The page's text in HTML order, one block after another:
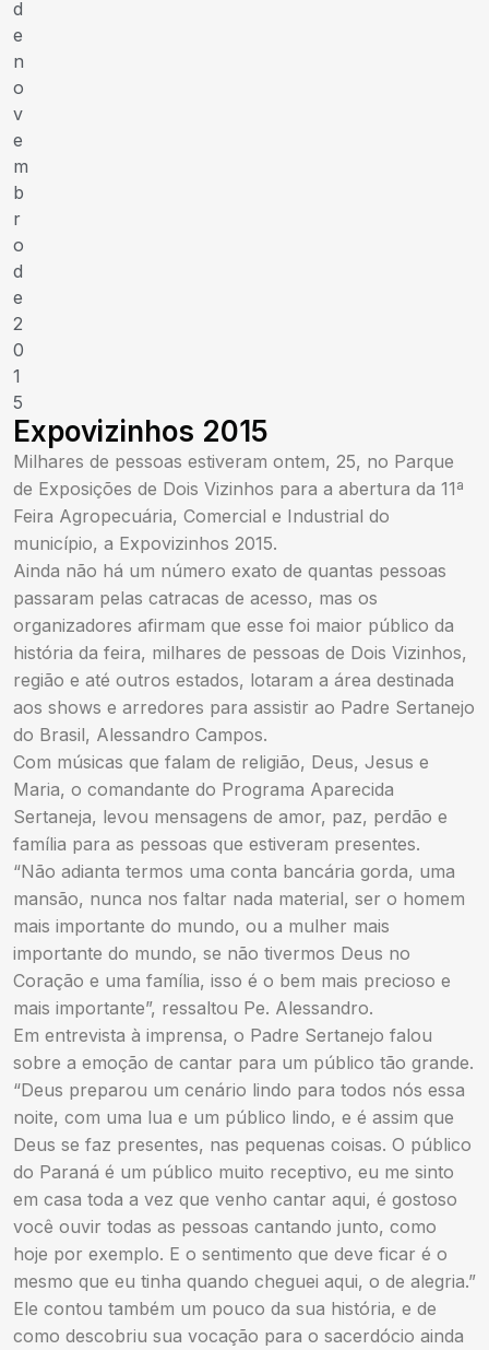
d
e
n
o
v
e
m
b
r
o
d
e
2
0
1
5
Expovizinhos 2015
Milhares de pessoas estiveram ontem, 25, no Parque
de Exposições de Dois Vizinhos para a abertura da 11ª
Feira Agropecuária, Comercial e Industrial do
município, a Expovizinhos 2015.
Ainda não há um número exato de quantas pessoas
passaram pelas catracas de acesso, mas os
organizadores afirmam que esse foi maior público da
história da feira, milhares de pessoas de Dois Vizinhos,
região e até outros estados, lotaram a área destinada
aos shows e arredores para assistir ao Padre Sertanejo
do Brasil, Alessandro Campos.
Com músicas que falam de religião, Deus, Jesus e
Maria, o comandante do Programa Aparecida
Sertaneja, levou mensagens de amor, paz, perdão e
família para as pessoas que estiveram presentes.
“Não adianta termos uma conta bancária gorda, uma
mansão, nunca nos faltar nada material, ser o homem
mais importante do mundo, ou a mulher mais
importante do mundo, se não tivermos Deus no
Coração e uma família, isso é o bem mais precioso e
mais importante”, ressaltou Pe. Alessandro.
Em entrevista à imprensa, o Padre Sertanejo falou
sobre a emoção de cantar para um público tão grande.
“Deus preparou um cenário lindo para todos nós essa
noite, com uma lua e um público lindo, e é assim que
Deus se faz presentes, nas pequenas coisas. O público
do Paraná é um público muito receptivo, eu me sinto
em casa toda a vez que venho cantar aqui, é gostoso
você ouvir todas as pessoas cantando junto, como
hoje por exemplo. E o sentimento que deve ficar é o
mesmo que eu tinha quando cheguei aqui, o de alegria.”
Ele contou também um pouco da sua história, e de
como descobriu sua vocação para o sacerdócio ainda